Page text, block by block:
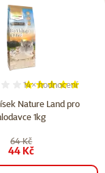
Nature Land pro
1kg
Hodnocení 100%,
14×hodnocení
64 Kč
44 Kč